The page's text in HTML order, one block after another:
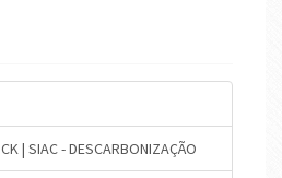
| SIAC - DESCARBONIZAÇÃO